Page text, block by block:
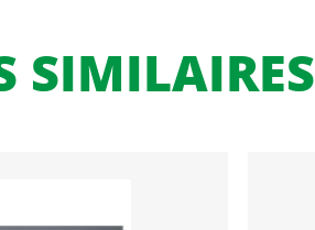
SIMILAIRES